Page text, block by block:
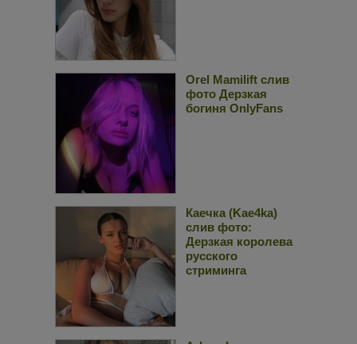
Orel Mamilift слив
фото Дерзкая
богиня OnlyFans
Каечка (Kae4ka)
слив фото:
Дерзкая королева
русского
стриминга